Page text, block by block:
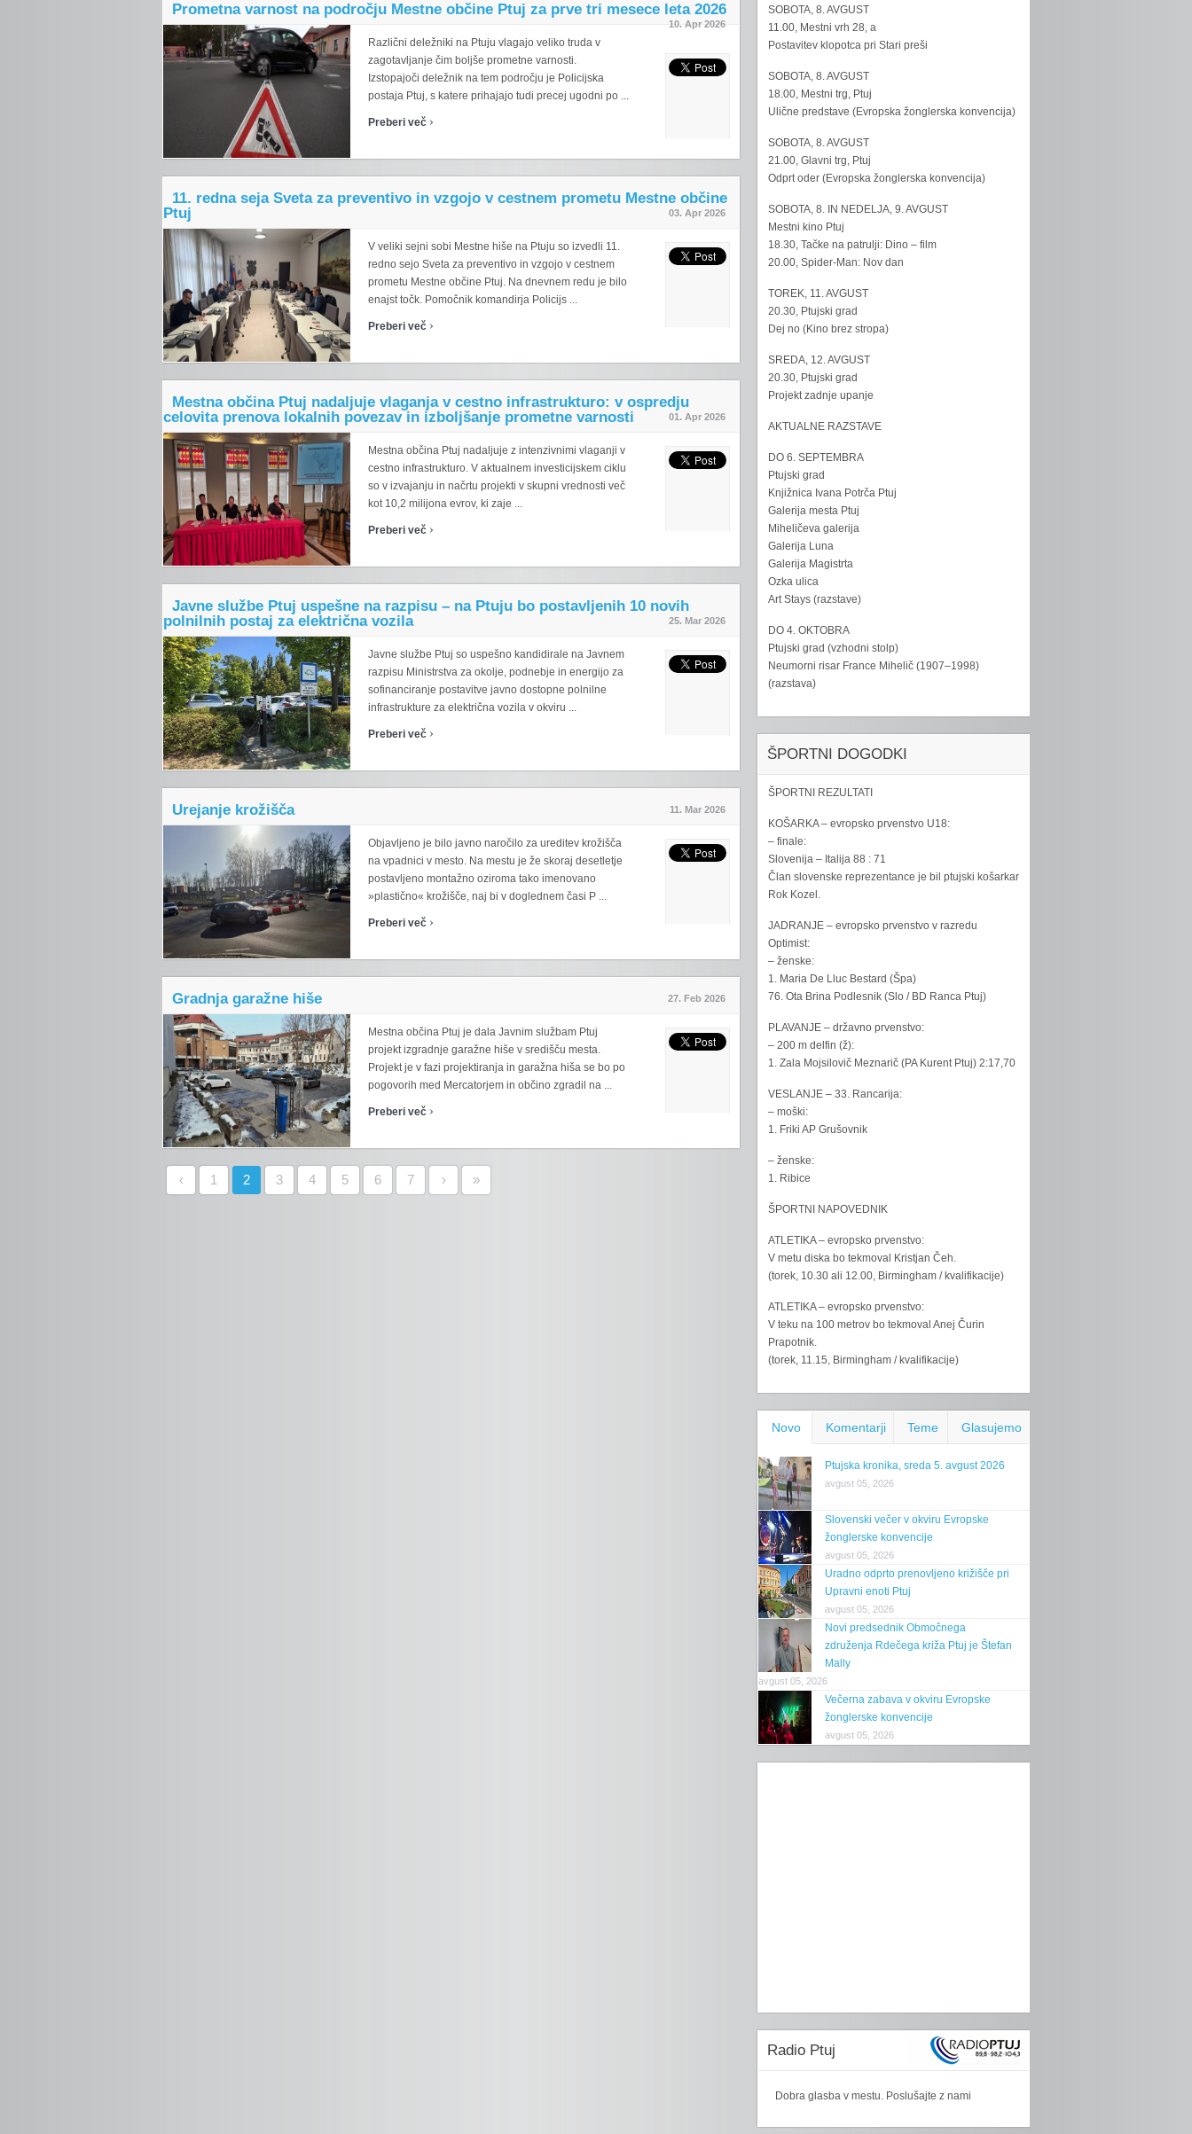
Prometna varnost na področju Mestne občine Ptuj za prve tri mesece leta 2026
10. Apr 2026
Različni deležniki na Ptuju vlagajo veliko truda v
zagotavljanje čim boljše prometne varnosti.
Izstopajoči deležnik na tem področju je Policijska
postaja Ptuj, s katere prihajajo tudi precej ugodni po ...
Preberi več ›
11. redna seja Sveta za preventivo in vzgojo v cestnem prometu Mestne občine
Ptuj
03. Apr 2026
V veliki sejni sobi Mestne hiše na Ptuju so izvedli 11.
redno sejo Sveta za preventivo in vzgojo v cestnem
prometu Mestne občine Ptuj. Na dnevnem redu je bilo
enajst točk. Pomočnik komandirja Policijs ...
Preberi več ›
Mestna občina Ptuj nadaljuje vlaganja v cestno infrastrukturo: v ospredju
celovita prenova lokalnih povezav in izboljšanje prometne varnosti
01. Apr 2026
Mestna občina Ptuj nadaljuje z intenzivnimi vlaganji v
cestno infrastrukturo. V aktualnem investicijskem ciklu
so v izvajanju in načrtu projekti v skupni vrednosti več
kot 10,2 milijona evrov, ki zaje ...
Preberi več ›
Javne službe Ptuj uspešne na razpisu – na Ptuju bo postavljenih 10 novih
polnilnih postaj za električna vozila
25. Mar 2026
Javne službe Ptuj so uspešno kandidirale na Javnem
razpisu Ministrstva za okolje, podnebje in energijo za
sofinanciranje postavitve javno dostopne polnilne
infrastrukture za električna vozila v okviru ...
Preberi več ›
Urejanje krožišča 11. Mar 2026
Objavljeno je bilo javno naročilo za ureditev krožišča
na vpadnici v mesto. Na mestu je že skoraj desetletje
postavljeno montažno oziroma tako imenovano
»plastično« krožišče, naj bi v doglednem časi P ...
Preberi več ›
Gradnja garažne hiše 27. Feb 2026
Mestna občina Ptuj je dala Javnim službam Ptuj
projekt izgradnje garažne hiše v središču mesta.
Projekt je v fazi projektiranja in garažna hiša se bo po
pogovorih med Mercatorjem in občino zgradil na ...
Preberi več ›
‹ 1 2 3 4 5 6 7 › »
SOBOTA, 8. AVGUST
11.00, Mestni vrh 28, a
Postavitev klopotca pri Stari preši
SOBOTA, 8. AVGUST
18.00, Mestni trg, Ptuj
Ulične predstave (Evropska žonglerska konvencija)
SOBOTA, 8. AVGUST
21.00, Glavni trg, Ptuj
Odprt oder (Evropska žonglerska konvencija)
SOBOTA, 8. IN NEDELJA, 9. AVGUST
Mestni kino Ptuj
18.30, Tačke na patrulji: Dino – film
20.00, Spider-Man: Nov dan
TOREK, 11. AVGUST
20.30, Ptujski grad
Dej no (Kino brez stropa)
SREDA, 12. AVGUST
20.30, Ptujski grad
Projekt zadnje upanje
AKTUALNE RAZSTAVE
DO 6. SEPTEMBRA
Ptujski grad
Knjižnica Ivana Potrča Ptuj
Galerija mesta Ptuj
Miheličeva galerija
Galerija Luna
Galerija Magistrta
Ozka ulica
Art Stays (razstave)
DO 4. OKTOBRA
Ptujski grad (vzhodni stolp)
Neumorni risar France Mihelič (1907–1998)
(razstava)
ŠPORTNI DOGODKI
ŠPORTNI REZULTATI
KOŠARKA – evropsko prvenstvo U18:
– finale:
Slovenija – Italija 88 : 71
Član slovenske reprezentance je bil ptujski košarkar
Rok Kozel.
JADRANJE – evropsko prvenstvo v razredu
Optimist:
– ženske:
1. Maria De Lluc Bestard (Špa)
76. Ota Brina Podlesnik (Slo / BD Ranca Ptuj)
PLAVANJE – državno prvenstvo:
– 200 m delfin (ž):
1. Zala Mojsilovič Meznarič (PA Kurent Ptuj) 2:17,70
VESLANJE – 33. Rancarija:
– moški:
1. Friki AP Grušovnik
– ženske:
1. Ribice
ŠPORTNI NAPOVEDNIK
ATLETIKA – evropsko prvenstvo:
V metu diska bo tekmoval Kristjan Čeh.
(torek, 10.30 ali 12.00, Birmingham / kvalifikacije)
ATLETIKA – evropsko prvenstvo:
V teku na 100 metrov bo tekmoval Anej Čurin
Prapotnik.
(torek, 11.15, Birmingham / kvalifikacije)
Novo Komentarji Teme Glasujemo
Ptujska kronika, sreda 5. avgust 2026
avgust 05, 2026
Slovenski večer v okviru Evropske
žonglerske konvencije
avgust 05, 2026
Uradno odprto prenovljeno križišče pri
Upravni enoti Ptuj
avgust 05, 2026
Novi predsednik Območnega
združenja Rdečega križa Ptuj je Štefan
Mally
avgust 05, 2026
Večerna zabava v okviru Evropske
žonglerske konvencije
avgust 05, 2026
Radio Ptuj
Dobra glasba v mestu. Poslušajte z nami